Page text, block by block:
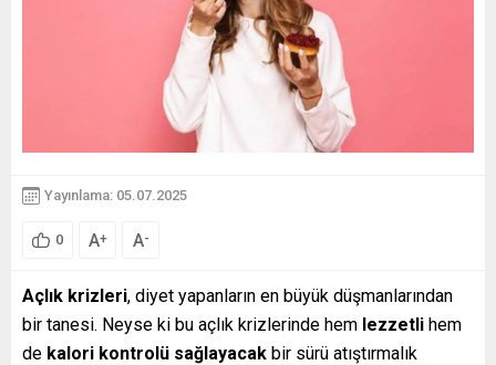
Yayınlama: 05.07.2025
0 A+ A-
Açlık krizleri, diyet yapanların en büyük düşmanlarından
bir tanesi. Neyse ki bu açlık krizlerinde hem lezzetli hem
de kalori kontrolü sağlayacak bir sürü atıştırmalık